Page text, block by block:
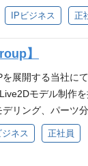
ション『80億の
の挑戦を楽しめ
ピードで実行で
発揮し、新しい
に責任を持ち圧
にリスペクトし
プのIP
ームを設置して
チーム：ECサイ
やLive2D制作を
、ECサイトを通
コマース領域の
だくことを期待
文・返品/商品仕
に基づいた課題
方 カスタマーサ
理、返品・配送
できる方 自発的
日本語文章を作
門と連携しなが
ットでのカスタマ
・交換対応に関
IPビジネス 正
】
展開する当社に
モデル制作を
リング、パーツ
Live2D制作に関
か、子会社の
ご希望に応じて
ネス 正社員